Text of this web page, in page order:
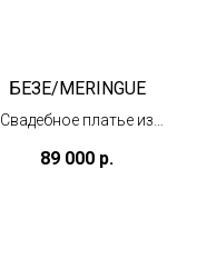
БЕЗЕ/MERINGUE
Свадебное платье из
(под заказ)
89 000 р.